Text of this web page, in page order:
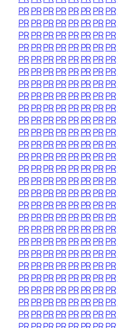
PRPRPRPRPR PRPRPR
PRPRPRPRPR PRPRPR
PRPRPRPRPR PRPRPR
PRPRPRPRPR PRPRPR
PRPRPRPRPR PRPRPR
PRPRPRPRPR PRPRPR
PRPRPRPRPR PRPRPR
PRPRPRPRPR PRPRPR
PRPRPRPRPR PRPRPR
PRPRPRPRPR PRPRPR
PRPRPRPRPR PRPRPR
PRPRPRPRPR PRPRPR
PRPRPRPRPR PRPRPR
PRPRPRPRPR PRPRPR
PRPRPRPRPR PRPRPR
PRPRPRPRPR PRPRPR
PRPRPRPRPR PRPRPR
PRPRPRPRPR PRPRPR
PRPRPRPRPR PRPRPR
PRPRPRPRPR PRPRPR
PRPRPRPRPR PRPRPR
PRPRPRPRPR PRPRPR
PRPRPRPRPR PRPRPR
PRPRPRPRPR PRPRPR
PRPRPRPRPR PRPRPR
PRPRPRPRPR PRPRPR